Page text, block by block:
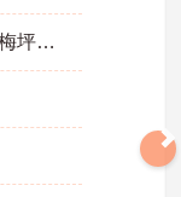
愛知環状鉄道「愛環梅坪駅」バス・車7分